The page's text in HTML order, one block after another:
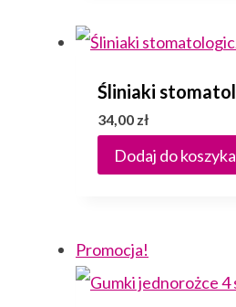
Śliniaki
34,00 zł
Dodaj do koszyka
Promocja!